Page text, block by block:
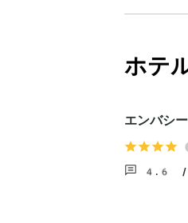
ホテ
エンバ
4.6